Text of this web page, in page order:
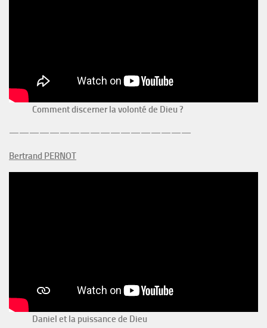
Comment discerner la volonté de Dieu ?
——————————————————
Bertrand PERNOT
Daniel et la puissance de Dieu